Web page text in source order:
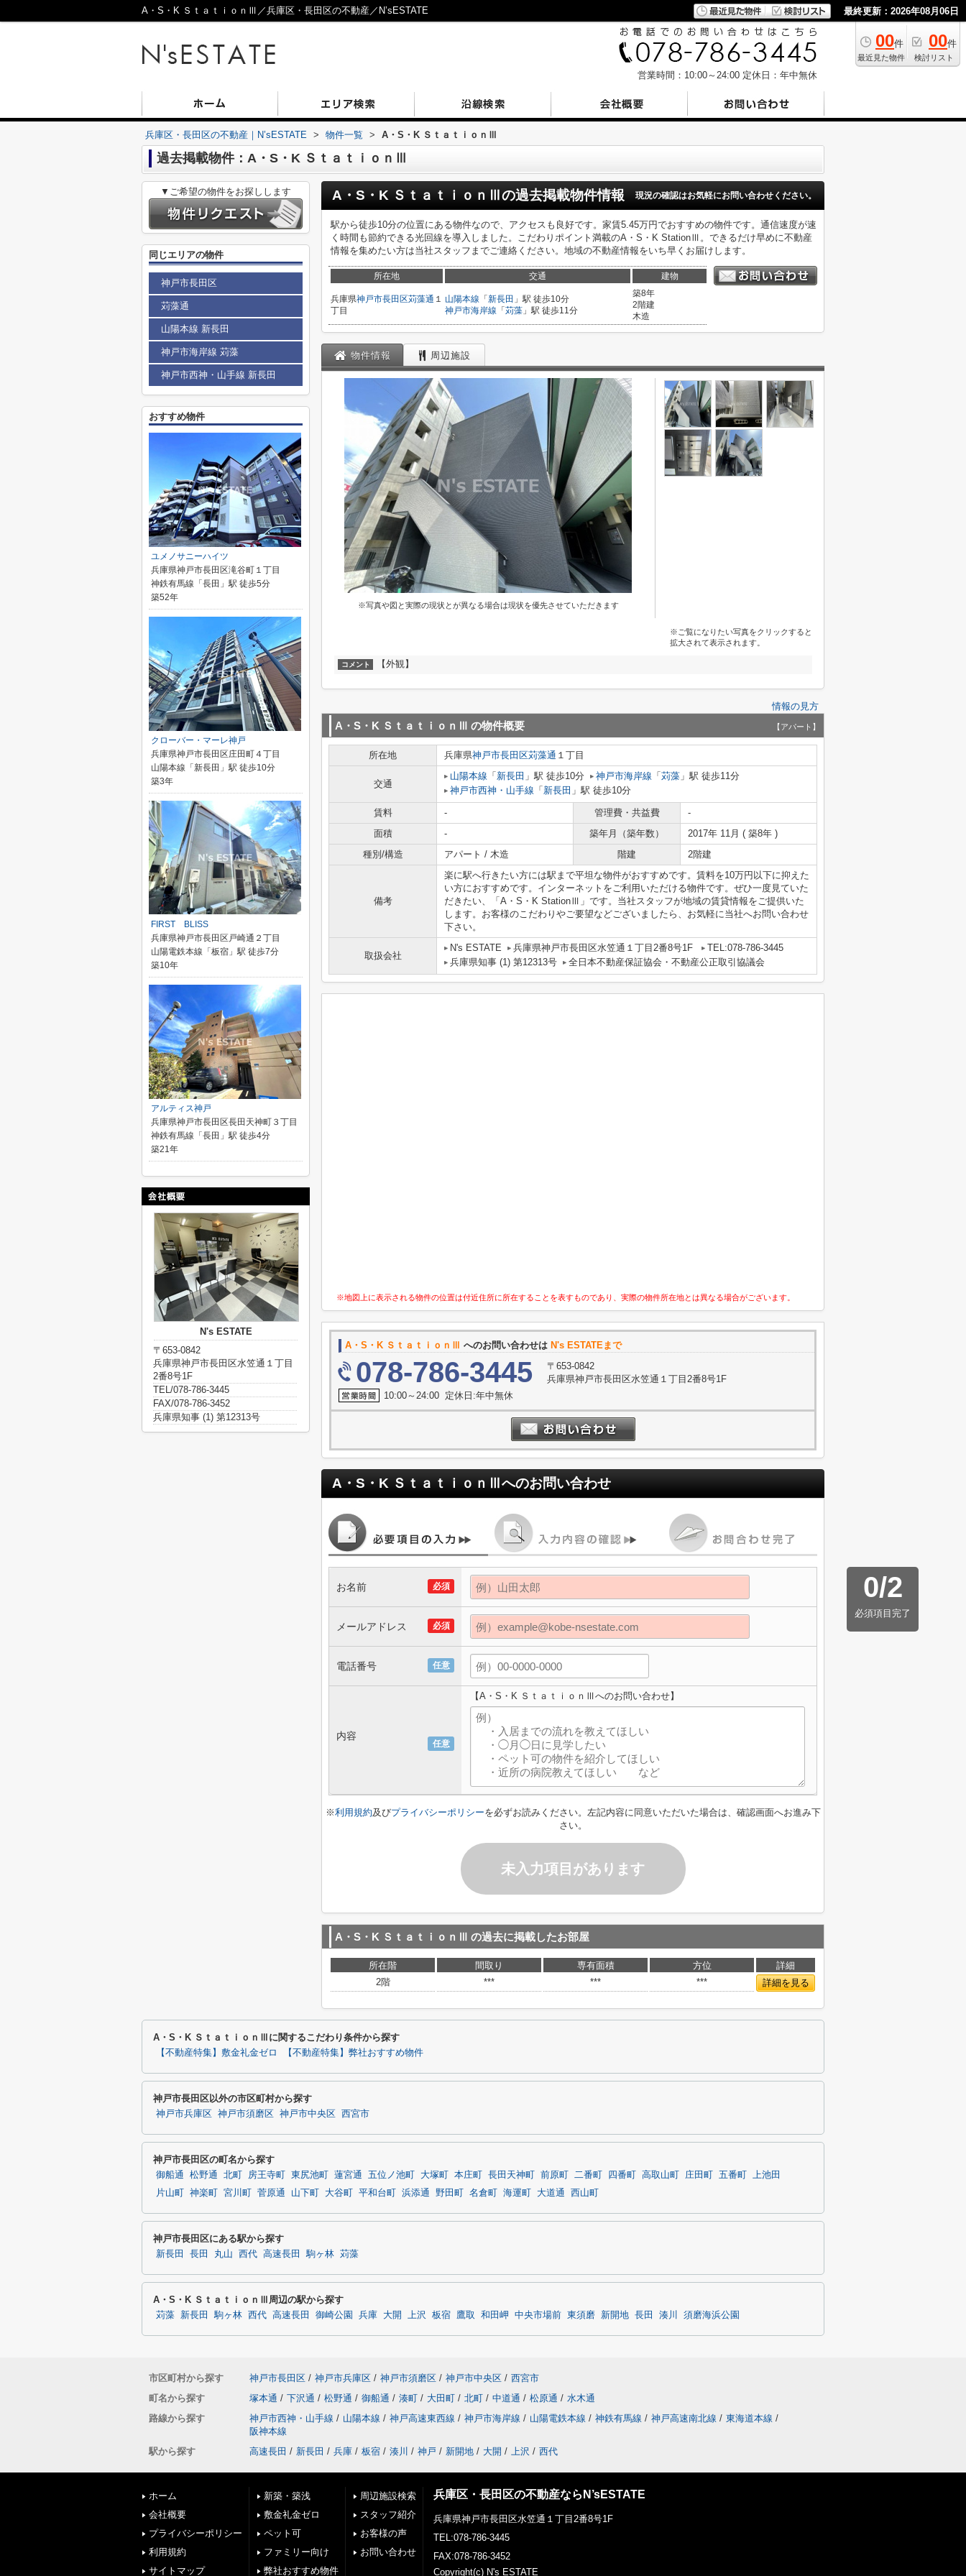
A・S・K ＳｔａｔｉｏｎⅢ／兵庫区・長田区の不動産／N’sESTATE 最終更新：2026年08月06日
00件
最近見た物件
00件
検討リスト
営業時間：10:00～24:00 定休日：年中無休
兵庫区・長田区の不動産｜N’sESTATE > 物件一覧 > A・S・K ＳｔａｔｉｏｎⅢ
過去掲載物件：A・S・K ＳｔａｔｉｏｎⅢ
A・S・K ＳｔａｔｉｏｎⅢ の過去掲載物件情報 現況の確認はお気軽にお問い合わせください。
駅から徒歩10分の位置にある物件なので、アクセスも良好です。家賃5.45万円でおすすめの物件です。通信速度が速
く時間も節約できる光回線を導入しました。こだわりポイント満載のA・S・K StationⅢ。できるだけ早めに不動産
情報を集めたい方は当社スタッフまでご連絡ください。地域の不動産情報をいち早くお届けします。
所在地 交通 建物
兵庫県神戸市長田区苅藻通 １
丁目
山陽本線 「 新長田 」駅 徒歩10分
神戸市海岸線 「 苅藻 」駅 徒歩11分
築8年
2階建
木造
物件情報 周辺施設
※写真や図と実際の現状とが異なる場合は現状を優先させていただきます
※ご覧になりたい写真をクリックすると
拡大されて表示されます。
コメント 【外観】
情報の見方
A・S・K ＳｔａｔｉｏｎⅢ の物件概要 【アパート】
所在地 兵庫県神戸市長田区苅藻通 １丁目
交通
山陽本線 「 新長田 」駅 徒歩10分 神戸市海岸線 「 苅藻 」駅 徒歩11分
神戸市西神・山手線 「 新長田 」駅 徒歩10分
賃料 - 管理費・共益費
-
面積
- 築年月（築年数）
2017年 11月 ( 築8年 )
種別/構造
アパート / 木造 階建 2階建
備考
楽に駅へ行きたい方には駅まで平坦な物件がおすすめです。賃料を10万円以下に抑えた
い方におすすめです。インターネットをご利用いただける物件です。ぜひ一度見ていた
だきたい、「A・S・K StationⅢ」です。当社スタッフが地域の賃貸情報をご提供いた
します。お客様のこだわりやご要望などございましたら、お気軽に当社へお問い合わせ
下さい。
取扱会社
N's ESTATE 兵庫県神戸市長田区水笠通１丁目2番8号1F
TEL:078-786-3445
兵庫県知事 (1) 第12313号
全日本不動産保証協会・不動産公正取引協議会
※地図上に表示される物件の位置は付近住所に所在することを表すものであり、実際の物件所在地とは異なる場合がございます。
A・S・K ＳｔａｔｉｏｎⅢ へのお問い合わせは N's ESTATEまで
078-786-3445
〒653-0842
兵庫県神戸市長田区水笠通１丁目2番8号1F
10:00～24:00 定休日:年中無休
A・S・K ＳｔａｔｉｏｎⅢ へのお問い合わせ
0/2
必須項目完了
必須
お名前
必須
メールアドレス
任意
電話番号
任意
内容
【A・S・K ＳｔａｔｉｏｎⅢへのお問い合わせ】
※利用規約及びプライバシーポリシーを必ずお読みください。左記内容に同意いただいた場合は、確認画面へお進み下
さい。
未入力項目があります
A・S・K ＳｔａｔｉｏｎⅢ の過去に掲載したお部屋
所在階 間取り 専有面積 方位
詳細
2階
*** *** *** 詳細を見る
▼ご希望の物件をお探しします
同じエリアの物件
神戸市長田区
苅藻通
山陽本線 新長田
神戸市海岸線 苅藻
神戸市西神・山手線 新長田
おすすめ物件
ユメノサニーハイツ
兵庫県神戸市長田区滝谷町１丁目
神鉄有馬線「長田」駅 徒歩5分
築52年
クローバー・マーレ神戸
兵庫県神戸市長田区庄田町４丁目
山陽本線「新長田」駅 徒歩10分
築3年
FIRST BLISS
兵庫県神戸市長田区戸崎通２丁目
山陽電鉄本線「板宿」駅 徒歩7分
築10年
アルティス神戸
兵庫県神戸市長田区長田天神町３丁目
神鉄有馬線「長田」駅 徒歩4分
築21年
N's ESTATE
〒653-0842
兵庫県神戸市長田区水笠通１丁目
2番8号1F
TEL/078-786-3445
FAX/078-786-3452
兵庫県知事 (1) 第12313号
A・S・K ＳｔａｔｉｏｎⅢに関するこだわり条件から探す
【不動産特集】敷金礼金ゼロ 【不動産特集】弊社おすすめ物件
神戸市長田区以外の市区町村から探す
神戸市兵庫区 神戸市須磨区 神戸市中央区 西宮市
神戸市長田区の町名から探す
御船通 松野通 北町 房王寺町 東尻池町 蓮宮通 五位ノ池町 大塚町 本庄町 長田天神町 前原町 二番町 四番町 高取山町 庄田町 五番町
上池田
片山町
神楽町 宮川町 菅原通 山下町 大谷町 平和台町 浜添通 野田町 名倉町 海運町 大道通 西山町
神戸市長田区にある駅から探す
新長田 長田 丸山 西代 高速長田 駒ヶ林 苅藻
A・S・K ＳｔａｔｉｏｎⅢ周辺の駅から探す
苅藻 新長田 駒ヶ林 西代 高速長田 御崎公園 兵庫 大開 上沢 板宿 鷹取 和田岬 中央市場前 東須磨 新開地 長田 湊川 須磨海浜公園
市区町村から探す 神戸市長田区 / 神戸市兵庫区 / 神戸市須磨区 / 神戸市中央区 / 西宮市
町名から探す
塚本通 / 下沢通 / 松野通 / 御船通 / 湊町 / 大田町 / 北町 / 中道通 / 松原通 / 水木通
路線から探す
神戸市西神・山手線 / 山陽本線 / 神戸高速東西線 / 神戸市海岸線 / 山陽電鉄本線 / 神鉄有馬線 / 神戸高速南北線 / 東海道本線 /
阪神本線
駅から探す
高速長田 / 新長田 / 兵庫 / 板宿 / 湊川 / 神戸 / 新開地 / 大開 / 上沢 / 西代
ホーム
会社概要
プライバシーポリシー
利用規約
サイトマップ
新築・築浅
敷金礼金ゼロ
ペット可
ファミリー向け
弊社おすすめ物件
周辺施設検索
スタッフ紹介
お客様の声
お問い合わせ
兵庫区・長田区の不動産ならN’sESTATE
兵庫県神戸市長田区水笠通１丁目2番8号1F
TEL:078-786-3445
FAX:078-786-3452
Copyright(c) N's ESTATE